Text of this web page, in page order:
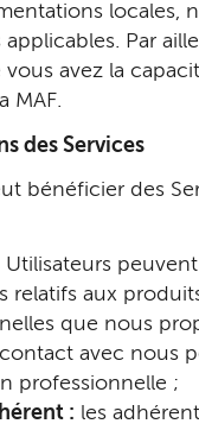
locales,
Par
avez la
MAF.
des Services
bénéficier des
Utilisateurs
relatifs aux
que nous
avec nous
professionnelle ;
: les